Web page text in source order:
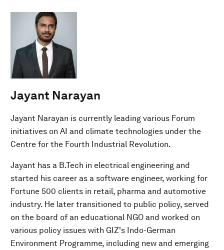
Jayant Narayan
Jayant Narayan is currently leading various Forum
initiatives on AI and climate technologies under the
Centre for the Fourth Industrial Revolution.
Jayant has a B.Tech in electrical engineering and
started his career as a software engineer, working for
Fortune 500 clients in retail, pharma and automotive
industry. He later transitioned to public policy, served
on the board of an educational NGO and worked on
various policy issues with GIZ's Indo-German
Environment Programme, including new and emerging